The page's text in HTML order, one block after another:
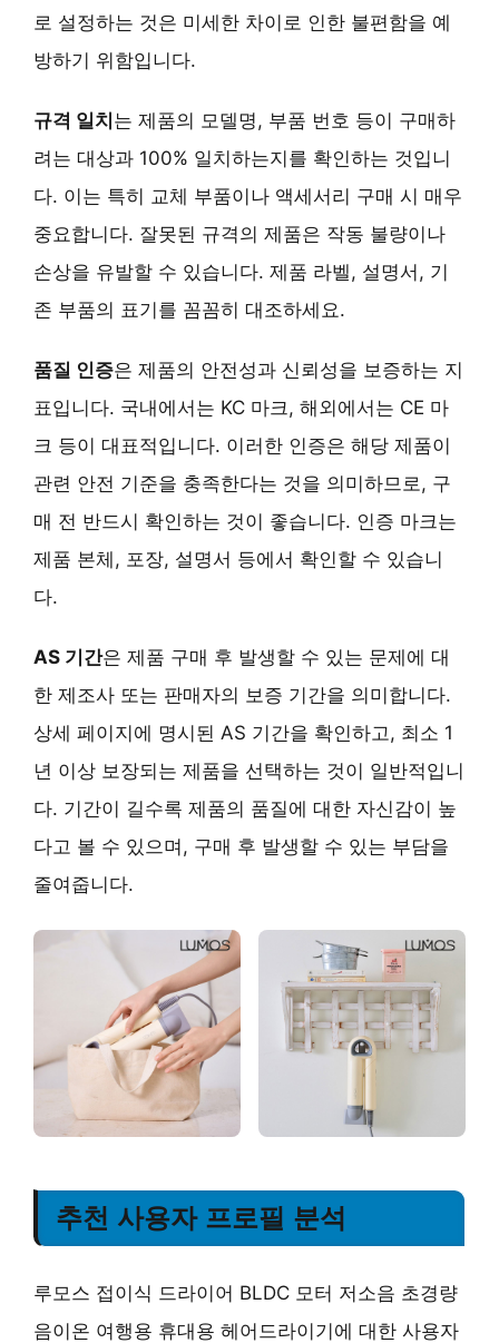
로 설정하는 것은 미세한 차이로 인한 불편함을 예
방하기 위함입니다.
규격 일치는 제품의 모델명, 부품 번호 등이 구매하
려는 대상과 100% 일치하는지를 확인하는 것입니
다. 이는 특히 교체 부품이나 액세서리 구매 시 매우
중요합니다. 잘못된 규격의 제품은 작동 불량이나
손상을 유발할 수 있습니다. 제품 라벨, 설명서, 기
존 부품의 표기를 꼼꼼히 대조하세요.
품질 인증은 제품의 안전성과 신뢰성을 보증하는 지
표입니다. 국내에서는 KC 마크, 해외에서는 CE 마
크 등이 대표적입니다. 이러한 인증은 해당 제품이
관련 안전 기준을 충족한다는 것을 의미하므로, 구
매 전 반드시 확인하는 것이 좋습니다. 인증 마크는
제품 본체, 포장, 설명서 등에서 확인할 수 있습니
다.
AS 기간은 제품 구매 후 발생할 수 있는 문제에 대
한 제조사 또는 판매자의 보증 기간을 의미합니다.
상세 페이지에 명시된 AS 기간을 확인하고, 최소 1
년 이상 보장되는 제품을 선택하는 것이 일반적입니
다. 기간이 길수록 제품의 품질에 대한 자신감이 높
다고 볼 수 있으며, 구매 후 발생할 수 있는 부담을
줄여줍니다.
추천 사용자 프로필 분석
루모스 접이식 드라이어 BLDC 모터 저소음 초경량
음이온 여행용 휴대용 헤어드라이기에 대한 사용자